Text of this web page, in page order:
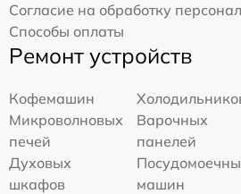
Согласие на обработку
Способы оплаты
Ремонт устройств
Кофемашин
Микроволновых
печей
Варочных
панелей
Духовых
шкафов
машин